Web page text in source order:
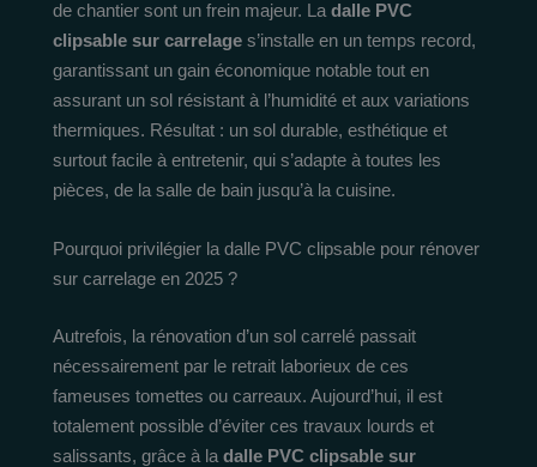
de chantier sont un frein majeur. Ladalle PVC
clipsable sur carrelage s’installe en un temps record,
garantissant un gain économique notable tout en
assurant un sol résistant à l’humidité et aux variations
thermiques. Résultat : un sol durable, esthétique et
surtout facile à entretenir, qui s’adapte à toutes les
pièces, de la salle de bain jusqu’à la cuisine.
Pourquoi privilégier la dalle PVC clipsable pour rénover
sur carrelage en 2025 ?
Autrefois, la rénovation d’un sol carrelé passait
nécessairement par le retrait laborieux de ces
fameuses tomettes ou carreaux. Aujourd’hui, il est
totalement possible d’éviter ces travaux lourds et
salissants, grâce à la dalle PVC clipsable sur